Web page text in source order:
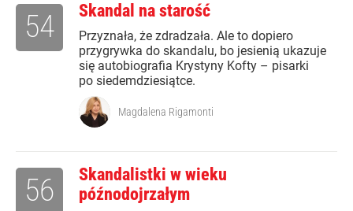
Skandal na starość
Przyznała, że zdradzała. Ale to dopiero
przygrywka do skandalu, bo jesienią ukazuje
się autobiografia Krystyny Kofty – pisarki
po siedemdziesiątce.
54
Magdalena Rigamonti
Skandalistki w wieku
późnodojrzałym
56